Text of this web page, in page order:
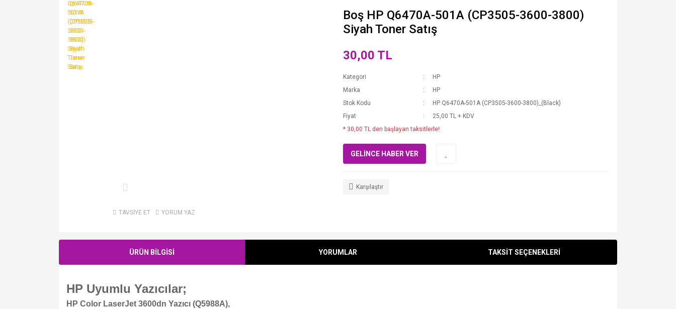
TAVSİYE ET YORUM YAZ
Boş HP Q6470A-501A (CP3505-3600-3800)
Siyah Toner Satış
30,00 TL
Kategori
HP
Marka
HP
Stok Kodu
HP Q6470A-501A (CP3505-3600-3800)_(Black)
Fiyat
25,00 TL + KDV
* 30,00 TL den başlayan taksitlerle!
GELİNCE HABER VER
Karşılaştır
ÜRÜN BİLGİSİ YORUMLAR TAKSİT SEÇENEKLERİ
HP Uyumlu Yazıcılar;
HP Color LaserJet 3600dn Yazıcı (Q5988A),